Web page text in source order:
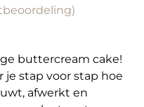
buttercream cake!
je stap voor stap hoe
afwerkt en